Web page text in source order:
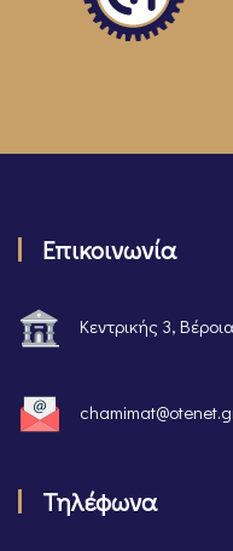
Επικοινωνία
Κεντρικής 3,
Τηλέφωνα